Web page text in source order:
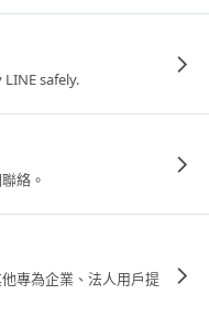
safely.
絡。
專為企業、法人用戶提